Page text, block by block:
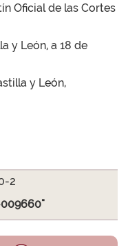
Oficial de las Cortes
y León, a 18 de
y León,
2